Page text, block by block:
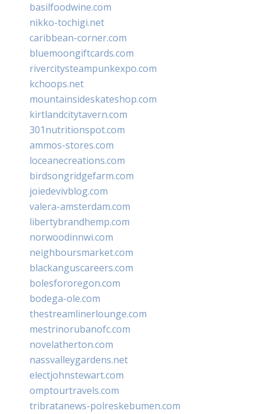
basilfoodwine.com
nikko-tochigi.net
caribbean-corner.com
bluemoongiftcards.com
rivercitysteampunkexpo.com
kchoops.net
mountainsideskateshop.com
kirtlandcitytavern.com
301nutritionspot.com
ammos-stores.com
loceanecreations.com
birdsongridgefarm.com
joiedevivblog.com
valera-amsterdam.com
libertybrandhemp.com
norwoodinnwi.com
neighboursmarket.com
blackanguscareers.com
bolesfororegon.com
bodega-ole.com
thestreamlinerlounge.com
mestrinorubanofc.com
novelatherton.com
nassvalleygardens.net
electjohnstewart.com
omptourtravels.com
tribratanews-polreskebumen.com